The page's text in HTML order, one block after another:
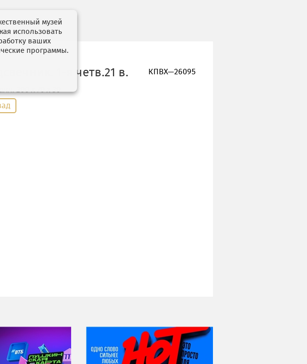
КПВХ—26095
1-я четв.21 в.
НИ ДНЯ БЕЗ ДАТЫ...
08 августа
ВСЕМИРНЫЙ ДЕНЬ
музей
использовать
ваших
программы.